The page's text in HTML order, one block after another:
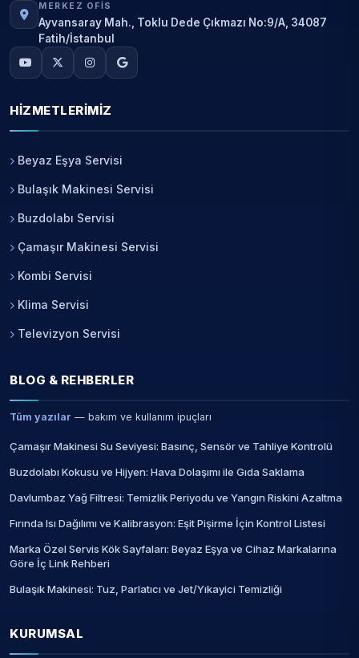
MERKEZ OFIS
Ayvansaray Mah., Toklu Dede Çıkmazı No:9/A, 34087
Fatih/İstanbul
HIZMETLERIMIZ
Beyaz Eşya Servisi
Bulaşık Makinesi Servisi
Buzdolabı Servisi
Çamaşır Makinesi Servisi
Kombi Servisi
Klima Servisi
Televizyon Servisi
BLOG & REHBERLER
Tüm yazılar — bakım ve kullanım ipuçları
Çamaşır Makinesi Su Seviyesi: Basınç, Sensör ve Tahliye Kontrolü
Buzdolabı Kokusu ve Hijyen: Hava Dolaşımı ile Gıda Saklama
Davlumbaz Yağ Filtresi: Temizlik Periyodu ve Yangın Riskini Azaltma
Fırında Isı Dağılımı ve Kalibrasyon: Eşit Pişirme İçin Kontrol Listesi
Marka Özel Servis Kök Sayfaları: Beyaz Eşya ve Cihaz Markalarına
Göre İç Link Rehberi
Bulaşık Makinesi: Tuz, Parlatıcı ve Jet/Yıkayici Temizliği
KURUMSAL